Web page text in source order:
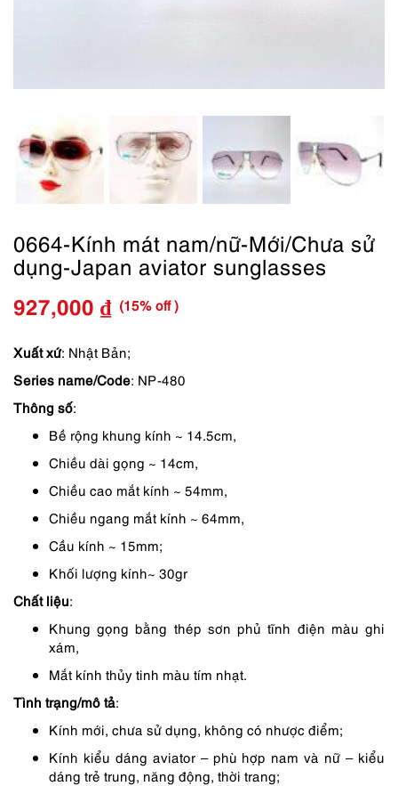
0664-Kính mát nam/nữ-Mới/Chưa sử
dụng-Japan aviator sunglasses
Giá
gốc
là:
927,000 ₫
Giá
hiện
tại
927,000 ₫.
(15% off )
Xuất xứ: Nhật Bản;
Series name/Code: NP-480
Thông số:
Bề rộng khung kính ~ 14.5cm,
Chiều dài gọng ~ 14cm,
Chiều cao mắt kính ~ 54mm,
Chiều ngang mắt kính ~ 64mm,
Cầu kính ~ 15mm;
Khối lượng kính~ 30gr
Chất liệu:
Khung gọng bằng thép sơn phủ tĩnh điện màu ghi
xám,
Mắt kính thủy tinh màu tím nhạt.
Tình trạng/mô tả:
Kính mới, chưa sử dụng, không có nhược điểm;
Kính kiểu dáng aviator – phù hợp nam và nữ – kiểu
dáng trẻ trung, năng động, thời trang;